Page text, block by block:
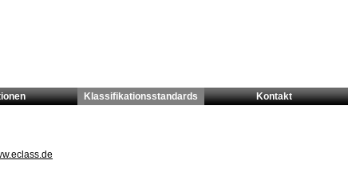
Klassifikationsstandards Kontakt